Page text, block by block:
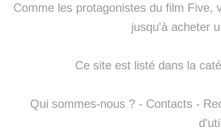
Comme les protagonistes du film Five,
jusqu'à acheter
Ce site est listé dans la
Qui sommes-nous ? - Contacts -